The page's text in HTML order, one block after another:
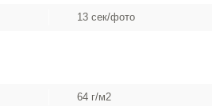
13 сек/фото
64 г/м2